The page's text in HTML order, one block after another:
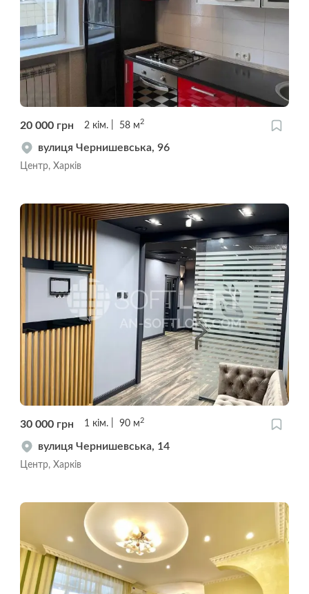
20 000 грн 2 кім. 58 м2
вулиця Чернишевська, 96
Центр, Харків
30 000 грн 1 кім. 90 м 2
вулиця Чернишевська, 14
Центр, Харків